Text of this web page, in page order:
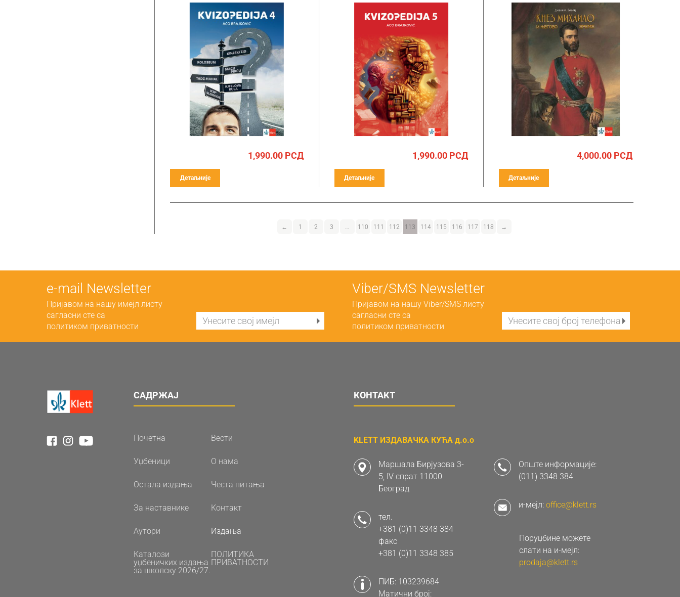
1,990.00РСД
Детаљније
1,990.00РСД
Детаљније
4,000.00РСД
Детаљније
← 1 2 3 … 110 111 112 113 114 115 116 117 118 →
е-mail Newsletter
Пријавом на нашу имејл листу
сагласни сте са
политиком приватности
Viber/SMS Newsletter
Пријавом на нашу Viber/SMS листу
сагласни сте са
политиком приватности
САДРЖАЈ
Почетна Вести
Уџбеници О нама
Остала издања Честа питања
За наставнике Контакт
Аутори Издања
Каталози
уџбеничких издања
за школску 2026/27.
ПОЛИТИКА
ПРИВАТНОСТИ
КОНТАКТ
KLETT ИЗДАВАЧКА КУЋА д.о.о
Маршала Бирјузова 3-
5, IV спрат 11000
Београд
тел.
+381 (0)11 3348 384
факс
+381 (0)11 3348 385
ПИБ: 103239684
Матични број:
Опште информације:
(011) 3348 384
и-мејл: office@klett.rs
Поруџбине можете
слати на и-мејл:
prodaja@klett.rs